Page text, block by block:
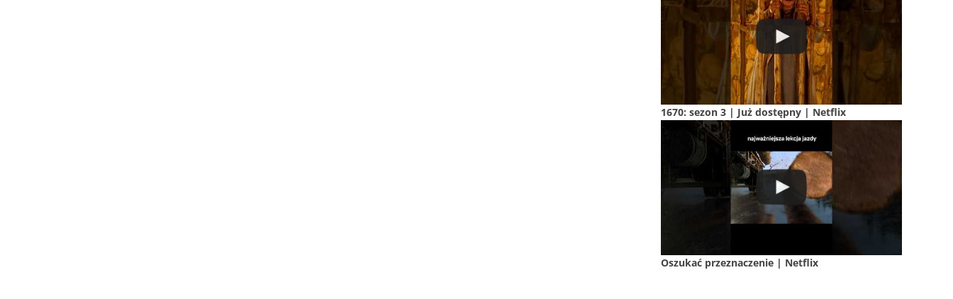
1670: sezon 3 | Już dostępny | Netflix
Oszukać przeznaczenie | Netflix